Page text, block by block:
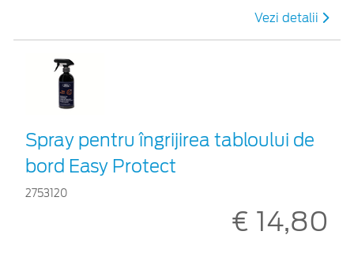
Vezi detalii
Spray pentru îngrijirea tabloului de
bord Easy Protect
2753120
€ 14,80